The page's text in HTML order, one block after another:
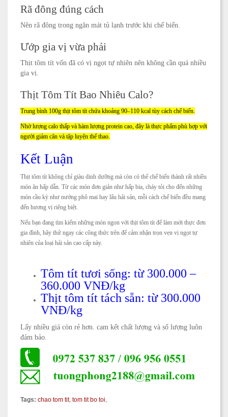
Rã đông đúng cách
Nên rã đông trong ngăn mát tủ lạnh trước khi chế biến.
Ướp gia vị vừa phải
Thịt tôm tít vốn đã có vị ngọt tự nhiên nên không cần quá nhiều
gia vị.
Thịt Tôm Tít Bao Nhiêu Calo?
Trung bình 100g thịt tôm tít chứa khoảng 90–110 kcal tùy cách chế biến.
Nhờ lượng calo thấp và hàm lượng protein cao, đây là thực phẩm phù hợp với
người giảm cân và tập luyện thể thao.
Kết Luận
Thịt tôm tít không chỉ giàu dinh dưỡng mà còn có thể chế biến thành rất nhiều
món ăn hấp dẫn. Từ các món đơn giản như hấp bia, cháy tỏi cho đến những
món cầu kỳ như nướng phô mai hay lẩu hải sản, mỗi cách chế biến đều mang
đến hương vị riêng biệt.
Nếu bạn đang tìm kiếm những món ngon với thịt tôm tít để làm mới thực đơn
gia đình, hãy thử ngay các công thức trên để cảm nhận trọn vẹn vị ngọt tự
nhiên của loại hải sản cao cấp này.
Tôm tít tươi sống: từ 300.000 –
360.000 VNĐ/kg
Thịt tôm tít tách sẵn: từ 300.000
VNĐ/kg
Lấy nhiều giá còn rẻ hơn. cam kết chất lượng và số lượng luôn
đảm bảo.
Tags: chao tom tit, tom tit bo toi,